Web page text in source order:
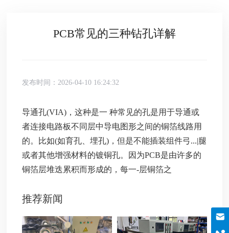
PCB常见的三种钻孔详解
发布时间：2026-04-10 16:24:32
导通孔(VIA)，这种是一 种常见的孔是用于导通或
者连接电路板不同层中导电图形之间的铜箔线路用
的。比如(如育孔、埋孔)，但是不能插装组件弓...|腿
或者其他增强材料的镀铜孔。因为PCB是由许多的
铜箔层堆迭累积而形成的，每一-层铜箔之
推荐新闻
邮箱
szboyo@foxmail.com